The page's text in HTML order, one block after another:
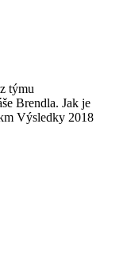
týmu
Brendla. Jak je
Výsledky 2018